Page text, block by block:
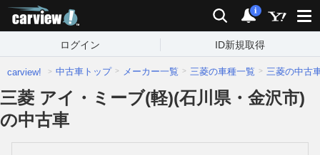
検索 通知
i
ログイン ID新規取得
carview! 中古車トップ メーカー一覧 三菱の車種一覧 三菱の中古
三菱 アイ・ミーブ(軽)(石川県・金沢市)
の中古車